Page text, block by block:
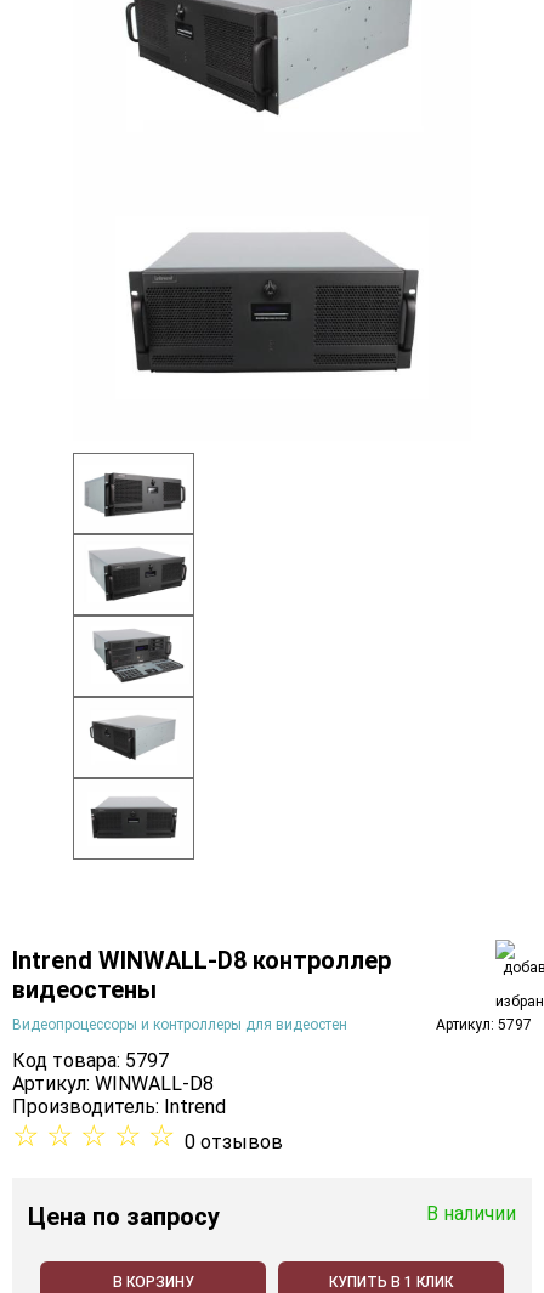
Intrend WINWALL-D8 контроллер
видеостены
Видеопроцессоры и контроллеры для видеостен Артикул: 5797
Код товара: 5797
Артикул: WINWALL-D8
Производитель: Intrend
☆ ☆ ☆ ☆ ☆ 0 отзывов
Цена по запросу В наличии
В КОРЗИНУ КУПИТЬ В 1 КЛИК